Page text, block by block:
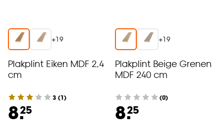
+19
Plakplint Eiken MDF 2,4
cm
3 (1)
8.25
+19
Plakplint Beige Grenen
MDF 240 cm
(0)
8.25